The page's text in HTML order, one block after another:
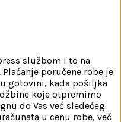
službom i to na
poručene robe je
gotovini, kada pošiljka
koje otpremimo
do Vas već sledećeg
u cenu robe, već